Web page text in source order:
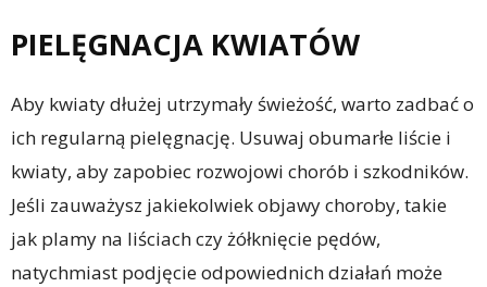
PIELĘGNACJA KWIATÓW
Aby kwiaty dłużej utrzymały świeżość, warto zadbać o
ich regularną pielęgnację. Usuwaj obumarłe liście i
kwiaty, aby zapobiec rozwojowi chorób i szkodników.
Jeśli zauważysz jakiekolwiek objawy choroby, takie
jak plamy na liściach czy żółknięcie pędów,
natychmiast podjęcie odpowiednich działań może